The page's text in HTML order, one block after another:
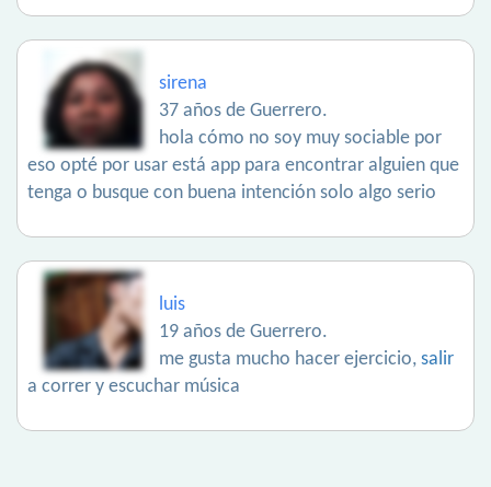
sirena
37 años de Guerrero.
hola cómo no soy muy sociable por
eso opté por usar está app para encontrar alguien que
tenga o busque con buena intención solo algo serio
luis
19 años de Guerrero.
me gusta mucho hacer ejercicio, salir
a correr y escuchar música